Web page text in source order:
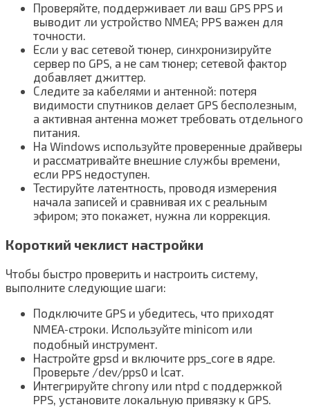
Проверяйте, поддерживает ли ваш GPS PPS и
выводит ли устройство NMEA; PPS важен для
точности.
Если у вас сетевой тюнер, синхронизируйте
сервер по GPS, а не сам тюнер; сетевой фактор
добавляет джиттер.
Следите за кабелями и антенной: потеря
видимости спутников делает GPS бесполезным,
а активная антенна может требовать отдельного
питания.
На Windows используйте проверенные драйверы
и рассматривайте внешние службы времени,
если PPS недоступен.
Тестируйте латентность, проводя измерения
начала записей и сравнивая их с реальным
эфиром; это покажет, нужна ли коррекция.
Короткий чеклист настройки
Чтобы быстро проверить и настроить систему,
выполните следующие шаги:
Подключите GPS и убедитесь, что приходят
NMEA‑строки. Используйте minicom или
подобный инструмент.
Настройте gpsd и включите pps_core в ядре.
Проверьте /dev/pps0 и lсат.
Интегрируйте chrony или ntpd с поддержкой
PPS, установите локальную привязку к GPS.